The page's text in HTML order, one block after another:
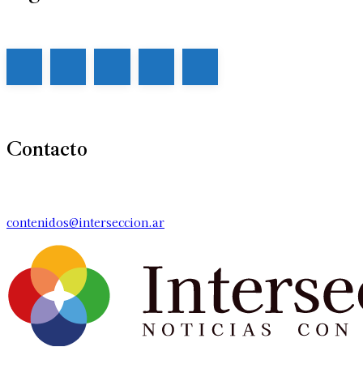
Contacto
contenidos@interseccion.ar